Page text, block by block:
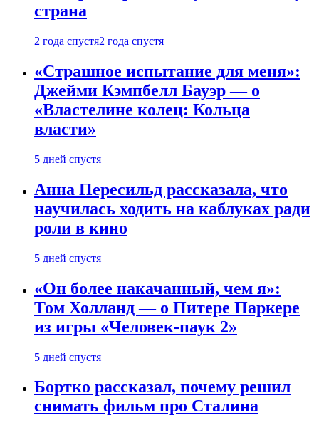
страна
2 года спустя2 года спустя
«Страшное испытание для меня»:
Джейми Кэмпбелл Бауэр — о
«Властелине колец: Кольца
власти»
5 дней спустя
Анна Пересильд рассказала, что
научилась ходить на каблуках ради
роли в кино
5 дней спустя
«Он более накачанный, чем я»:
Том Холланд — о Питере Паркере
из игры «Человек-паук 2»
5 дней спустя
Бортко рассказал, почему решил
снимать фильм про Сталина